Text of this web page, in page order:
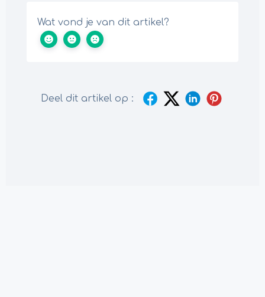
Wat vond je van dit artikel?
Deel dit artikel op :